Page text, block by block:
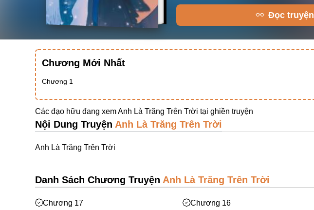
Đọc truyện
Chương Mới Nhất
Chương 1
Các đạo hữu đang xem Anh Là Trăng Trên Trời tại ghiền truyện
Nội Dung Truyện Anh Là Trăng Trên Trời
Anh Là Trăng Trên Trời
Danh Sách Chương Truyện Anh Là Trăng Trên Trời
Chương 17 Chương 16